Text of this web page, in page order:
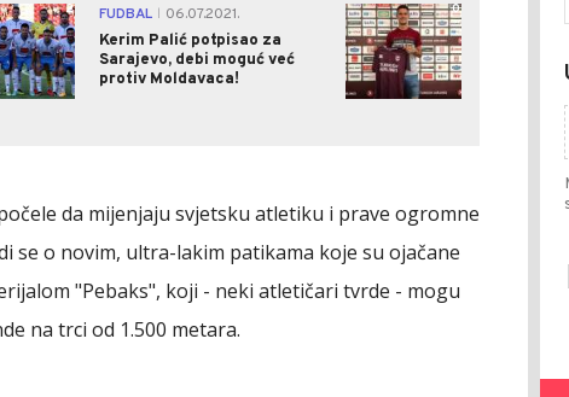
2 FUDBAL
06.07.2021.
Kerim Palić potpisao za
Sarajevo, debi moguć već
protiv Moldavaca!
0
da mijenjaju svjetsku atletiku i prave ogromne
se o novim, ultra-lakim patikama koje su ojačane
"Pebaks", koji - neki atletičari tvrde - mogu
na trci od 1.500 metara.